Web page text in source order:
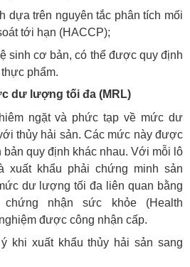
dựa trên nguyên tắc phân tích mối
tới hạn (HACCP);
sinh cơ bản, có thể được quy định
phẩm.
dư lượng tối đa (MRL)
ngặt và phức tạp về mức dư
thủy hải sản. Các mức này được
bản quy định khác nhau. Với mỗi lô
xuất khẩu phải chứng minh sản
dư lượng tối đa liên quan bằng
nhận sức khỏe (Health
được công nhận cấp.
khi xuất khẩu thủy hải sản sang